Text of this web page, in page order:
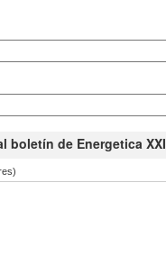
boletín de Energetica XXI